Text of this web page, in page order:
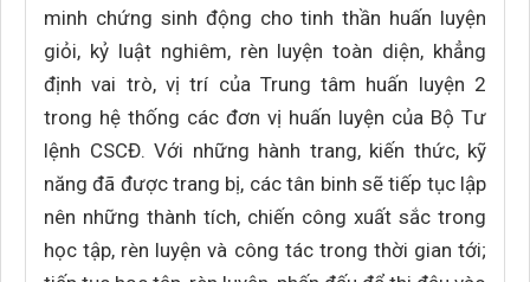
minh chứng sinh động cho tinh thần huấn luyện
giỏi, kỷ luật nghiêm, rèn luyện toàn diện, khẳng
định vai trò, vị trí của Trung tâm huấn luyện 2
trong hệ thống các đơn vị huấn luyện của Bộ Tư
lệnh CSCĐ. Với những hành trang, kiến thức, kỹ
năng đã được trang bị, các tân binh sẽ tiếp tục lập
nên những thành tích, chiến công xuất sắc trong
học tập, rèn luyện và công tác trong thời gian tới;